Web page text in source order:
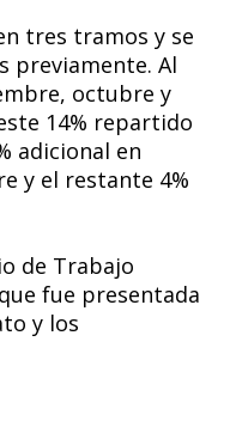
tres tramos y se
previamente. Al
octubre y
14% repartido
adicional en
y el restante 4%
de Trabajo
fue presentada
y los